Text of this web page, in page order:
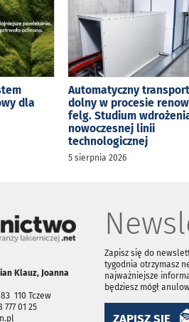
dla
Automatyczny transport
dolny w procesie
felg. Studium
nowoczesnej linii
technologicznej
5 sierpnia 2026
Klauz, Joanna
110 Tczew
777 01 25
Zapisz się do
tygodnia otrzymasz
najważniejsze
będziesz mógł
ZAPISZ SIĘ